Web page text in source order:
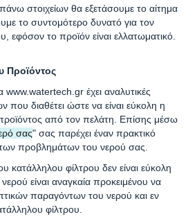
στοιχείων θα εξετάσουμε το αίτημα
το συντομότερο δυνατό για τον
εφόσον το προϊόν είναι ελλατωματικό.
Προϊόντος
www.watertech.gr έχει αναλυτικές
που διαθέτει ώστε να είναι εύκολη η
από τον πελάτη. Επίσης μέσω
σας" σας παρέχει έναν πρακτικό
προβλημάτων του νερού σας.
κατάλληλου φίλτρου δεν είναι εύκολη
είναι αναγκαία προκειμένου να
παραγόντων του νερού και εν
φίλτρου.